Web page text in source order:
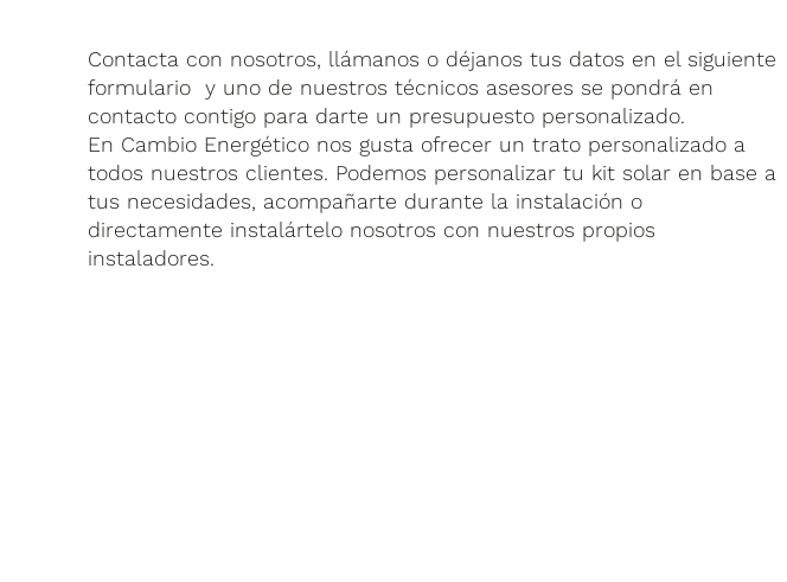
Contacta con nosotros, llámanos o déjanos tus datos en el siguiente
formulario y uno de nuestros técnicos asesores se pondrá en
contacto contigo para darte un presupuesto personalizado.
En Cambio Energético nos gusta ofrecer un trato personalizado a
todos nuestros clientes. Podemos personalizar tu kit solar en base a
tus necesidades, acompañarte durante la instalación o
directamente instalártelo nosotros con nuestros propios
instaladores.